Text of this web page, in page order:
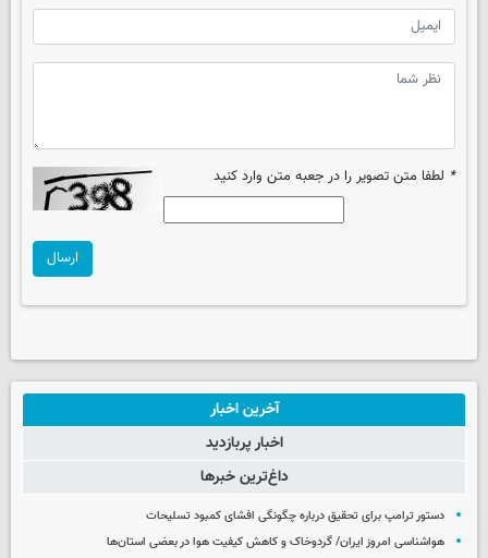
* لطفا متن تصویر را در جعبه متن وارد کنید
ارسال
آخرین اخبار
اخبار پربازدید
داغ‌ترین خبرها
دستور ترامپ برای تحقیق درباره چگونگی افشای کمبود تسلیحات
هواشناسی امروز ایران/ گردوخاک و کاهش کیفیت هوا در بعضی استان‌ها